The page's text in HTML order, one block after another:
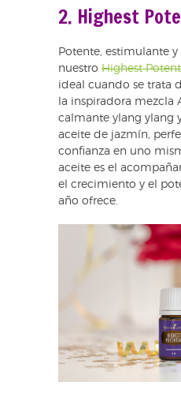
2. Highest
Potente, estimulante
nuestro Highest
ideal cuando se trata
la inspiradora mezcla
calmante ylang ylang
aceite de jazmín,
confianza en uno
aceite es el
el crecimiento y el
año ofrece.